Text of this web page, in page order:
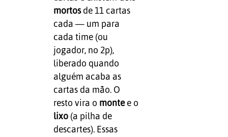
mortosde 11 cartas
cada — um para
cada time (ou
jogador, no 2p),
liberado quando
alguém acaba as
cartas da mão. O
resto vira o montee o
lixo(a pilha de
descartes). Essas